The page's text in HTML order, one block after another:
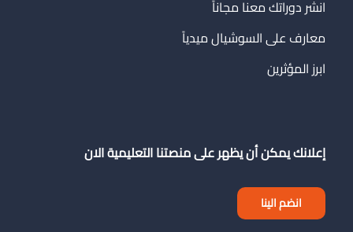
انشر دوراتك معنا مجاناً
معارف على السوشيال ميدياً
ابرز المؤثرين
إعلانك يمكن أن يظهر على منصتنا التعليمية الان
انضم الينا